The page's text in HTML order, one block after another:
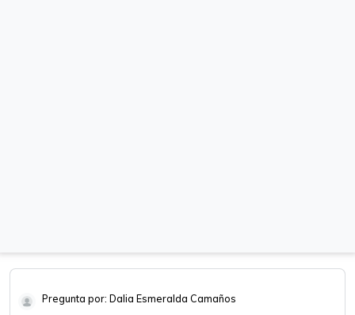
Pregunta por: Dalia Esmeralda Camaños